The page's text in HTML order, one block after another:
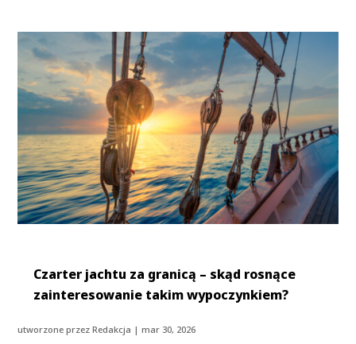
Czarter jachtu za granicą – skąd rosnące
zainteresowanie takim wypoczynkiem?
utworzone przezRedakcja |mar 30, 2026